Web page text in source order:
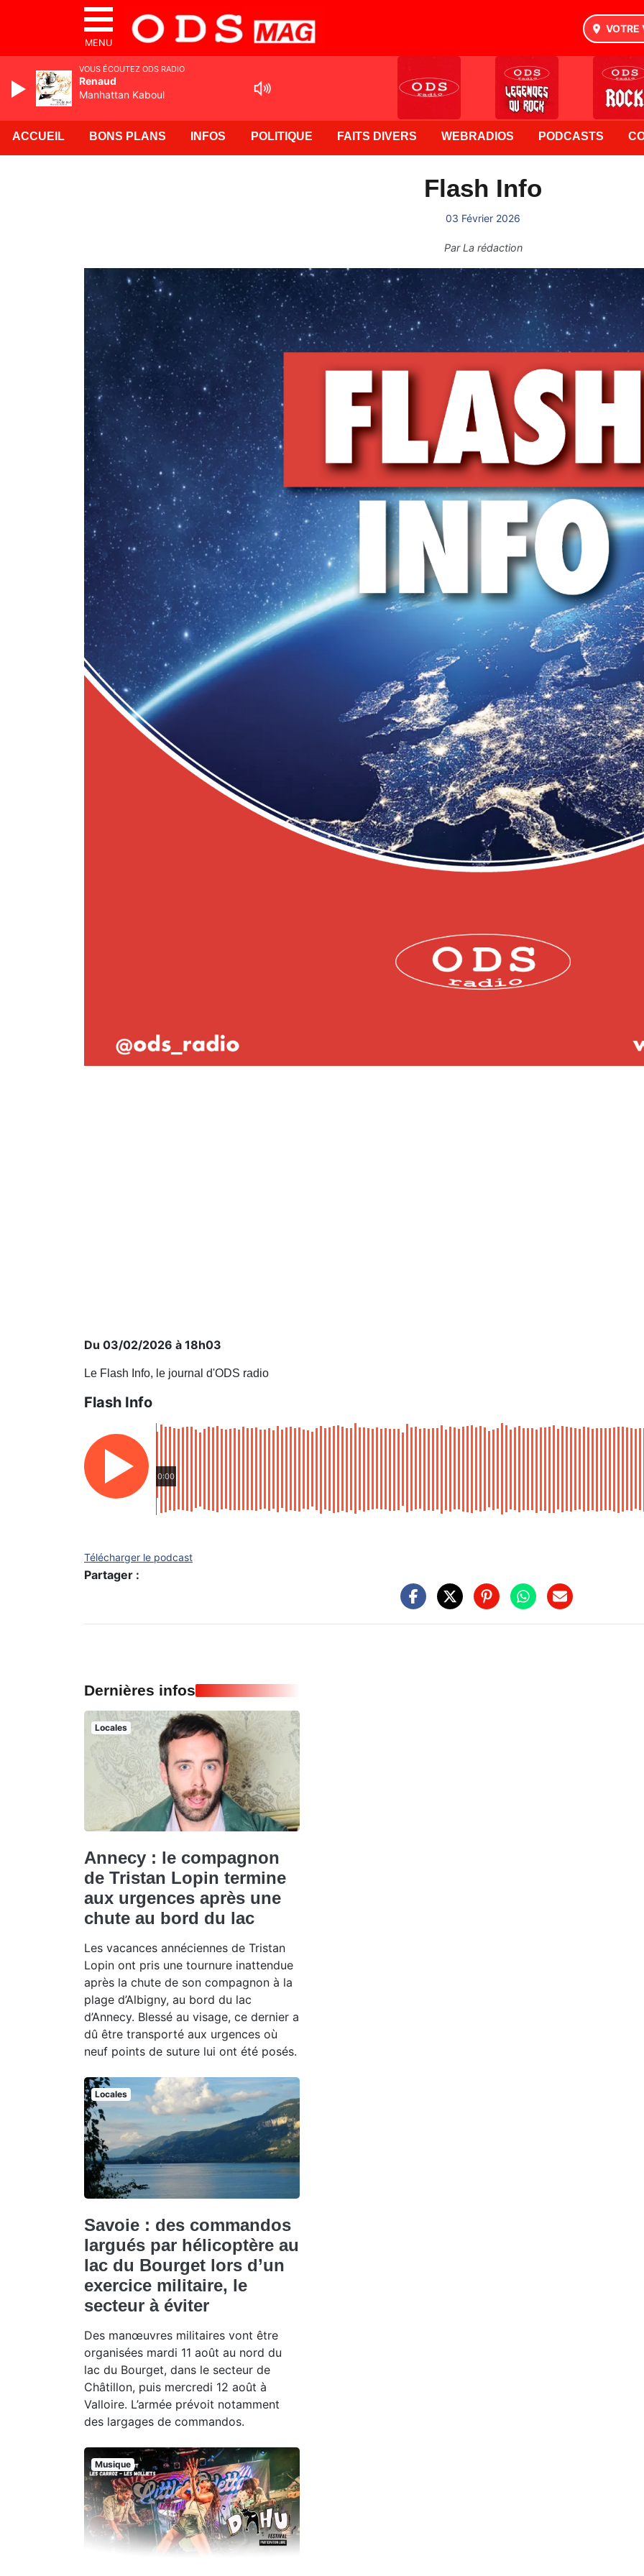
MENU
VOTRE
ACCUEIL BONS PLANS INFOS POLITIQUE FAITS DIVERS WEBRADIOS PODCASTS
Flash Info
03 Février 2026
ParLa rédaction
Du 03/02/2026 à 18h03
Le Flash Info, le journal d'ODS radio
Flash Info
0:00
Télécharger le podcast
Partager :
Dernières infos
Locales
Annecy : le compagnon
de Tristan Lopin termine
aux urgences après une
chute au bord du lac
Les vacances annéciennes de Tristan
Lopin ont pris une tournure inattendue
après la chute de son compagnon à la
plage d’Albigny, au bord du lac
d’Annecy. Blessé au visage, ce dernier a
dû être transporté aux urgences où
neuf points de suture lui ont été posés.
Locales
Savoie : des commandos
largués par hélicoptère au
lac du Bourget lors d’un
exercice militaire, le
secteur à éviter
Des manœuvres militaires vont être
organisées mardi 11 août au nord du
lac du Bourget, dans le secteur de
Châtillon, puis mercredi 12 août à
Valloire. L’armée prévoit notamment
des largages de commandos.
Musique
VOUS ÉCOUTEZ ODS RADIO
Renaud
Manhattan Kaboul